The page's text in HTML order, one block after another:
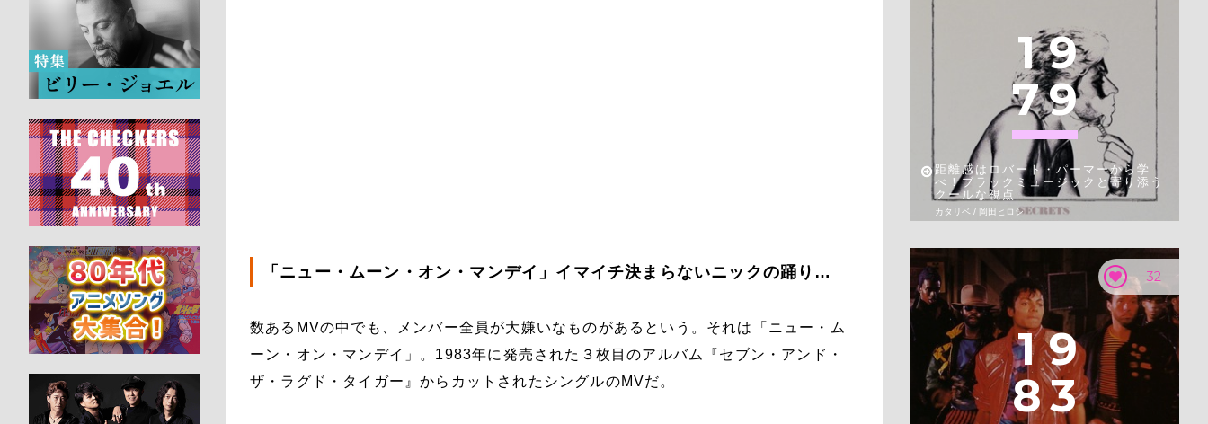
「ニュー・ムーン・オン・マンデイ」イマイチ決まらないニックの踊り…
数あるMVの中でも、メンバー全員が大嫌いなものがあるという。それは「ニュー・ム
ーン・オン・マンデイ」。1983年に発売された３枚目のアルバム『セブン・アンド・
ザ・ラグド・タイガー』からカットされたシングルのMVだ。
1 9
79
距離感はロバート・パーマーから学
べ！ブラックミュージックと寄り添う
クールな視点
カタリベ / 岡田ヒロシ
32
1 9
83